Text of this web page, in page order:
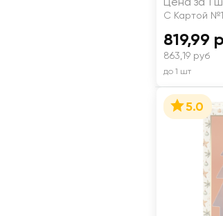
Hydra, 160мл
С Картой №1
819,99
863,19 руб
до 1 шт
5.0